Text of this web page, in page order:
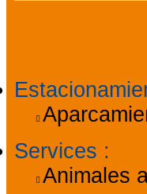
Services :
Animales